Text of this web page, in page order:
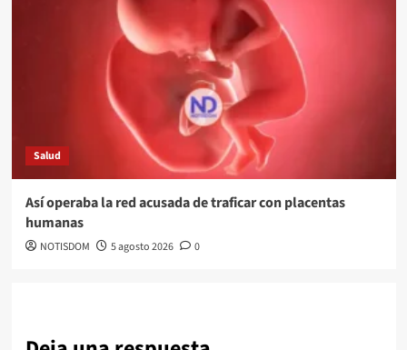
Salud
Así operaba la red acusada de traficar con placentas
humanas
NOTISDOM 5 agosto 2026 0